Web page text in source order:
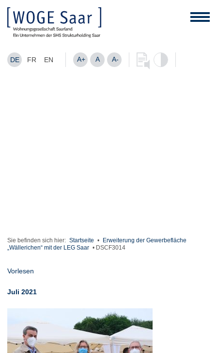
DE FR EN A+ A A-
Sie befinden sich hier: Startseite •
Erweiterung der Gewerbefläche
„Wällerichen“ mit der LEG Saar • DSCF3014
Vorlesen
Juli 2021